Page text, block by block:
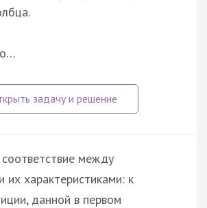
между
их характеристиками: к
данной в первом